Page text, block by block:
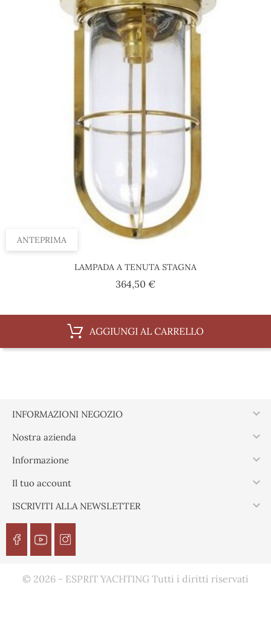
ANTEPRIMA
LAMPADA A TENUTA STAGNA
364,50 €Prezzo
AGGIUNGI AL CARRELLO
INFORMAZIONI NEGOZIO 
Nostra azienda 
Informazione 
Il tuo account 
ISCRIVITI ALLA NEWSLETTER 
© 2026 - ESPRIT YACHTING Tutti i diritti riservati